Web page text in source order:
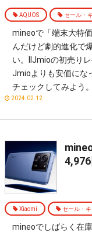
AQUOS セール・
mineoで「端末大特
んだけど劇的進化で
い。IIJmioの初売り
Jmioよりも安価にな
チェックしてみよう。
2024.02.12
Xiaomi セール・
mineoでしばらく在